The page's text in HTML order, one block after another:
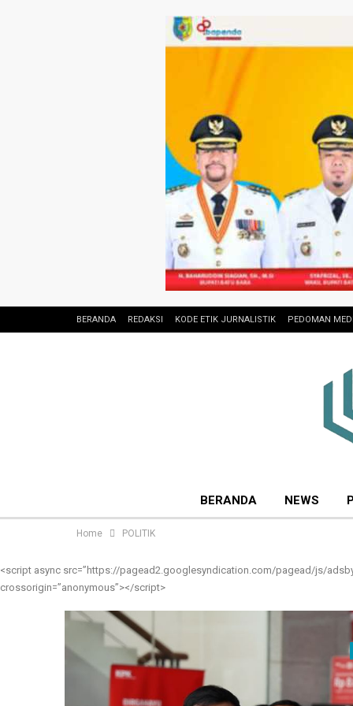
BERANDA REDAKSI KODE ETIK JURNALISTIK PEDOMAN
BERANDA NEWS
Home POLITIK
<script async src=”https://pagead2.googlesyndication.com/pagead/js/
crossorigin=”anonymous”></script>